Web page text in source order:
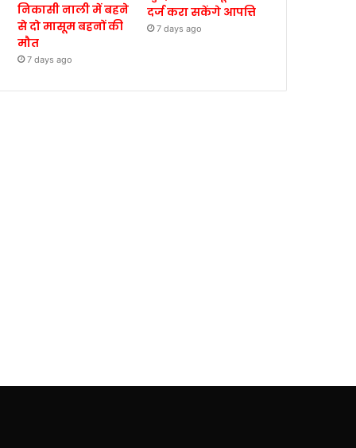
निकासी नाली में बहने
से दो मासूम बहनों की
मौत
7 days ago
दर्ज करा सकेंगे आपत्ति
7 days ago